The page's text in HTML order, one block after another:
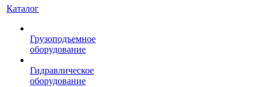
Каталог
Грузоподъемное
оборудование
Гидравлическое
оборудование